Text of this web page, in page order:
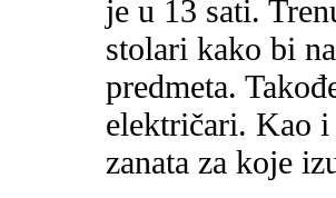
je u 13 sati.
stolari kako bi
predmeta.
električari. Kao
zanata za koje